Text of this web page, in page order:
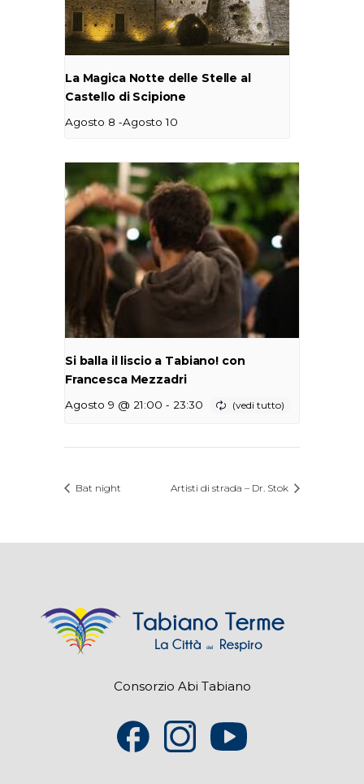
La Magica Notte delle Stelle al
Castello di Scipione
Agosto 8 -Agosto 10
Si balla il liscio a Tabiano! con
Francesca Mezzadri
Agosto 9 @ 21:00 - 23:30
Bat night Artisti di strada – Dr. Stok
Consorzio Abi Tabiano